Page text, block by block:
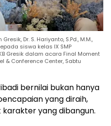
Dr. S. Hariyanto, S.Pd., M.M.,
siswa kelas IX SMP
Gresik dalam acara Final Moment
& Conference Center, Sabtu
bernilai bukan hanya
yang diraih,
yang dibangun.